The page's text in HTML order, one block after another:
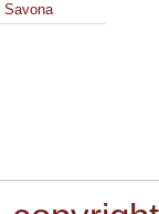
Savona